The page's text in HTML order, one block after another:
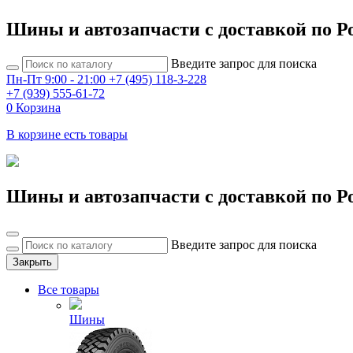
Шины и автозапчасти с доставкой по
Введите запрос для поиска
Пн-Пт 9:00 - 21:00 +7 (495) 118-3-228
+7 (939) 555-61-72
0 Корзина
В корзине есть товары
Шины и автозапчасти с доставкой по
Введите запрос для поиска
Закрыть
Все товары
Шины